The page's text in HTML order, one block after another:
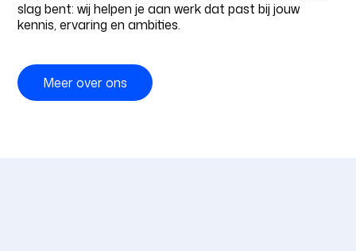
slag bent: wij helpen je aan werk dat past bij jouw
kennis, ervaring en ambities.
Meer over ons